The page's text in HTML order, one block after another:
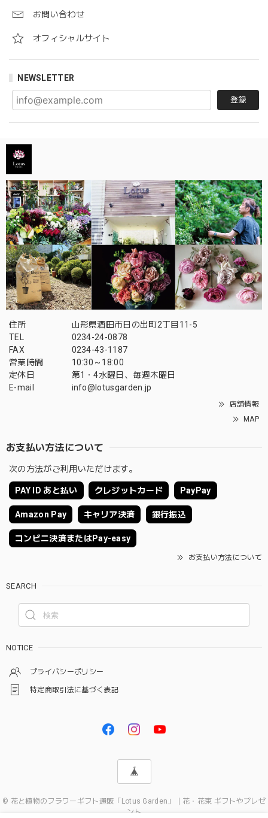
お問い合わせ
オフィシャルサイト
NEWSLETTER
登録
住所
山形県酒田市日の出町2丁目11-5
TEL
0234-24-0878
FAX
0234-43-1187
営業時間
10:30～18:00
定休日
第1・4水曜日、毎週木曜日
E-mail
info@lotusgarden.jp
店舗情報
MAP
お支払い方法について
次の方法がご利用いただけます。
PAY ID あと払い クレジットカード PayPay
Amazon Pay キャリア決済 銀行振込
コンビニ決済またはPay-easy
お支払い方法について
SEARCH
NOTICE
プライバシーポリシー
特定商取引法に基づく表記
© 花と植物のフラワーギフト通販「Lotus Garden」｜花・花束 ギフトやプレゼ
ント